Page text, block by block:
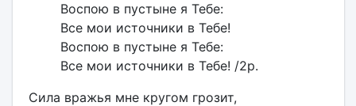
Воспою в пустыне я Тебе:
Все мои источники в Тебе!
Воспою в пустыне я Тебе:
Все мои источники в Тебе! /2р.
Сила вражья мне кругом грозит,